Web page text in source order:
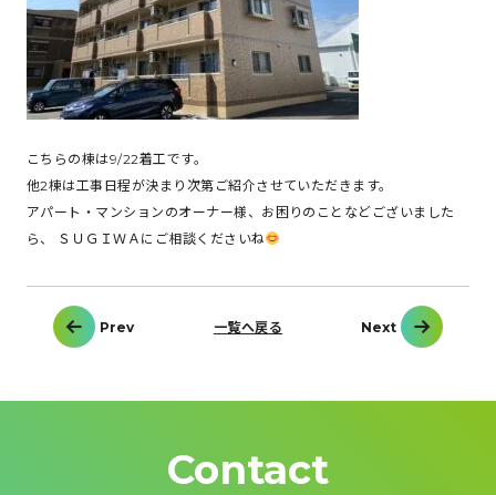
こちらの棟は9/22着工です。
他2棟は工事日程が決まり次第ご紹介させていただきます。
アパート・マンションのオーナー様、お困りのことなどございました
ら、 ＳＵＧＩＷＡにご相談くださいね
投
稿
ー
Prev Next
一覧へ戻る
Contact